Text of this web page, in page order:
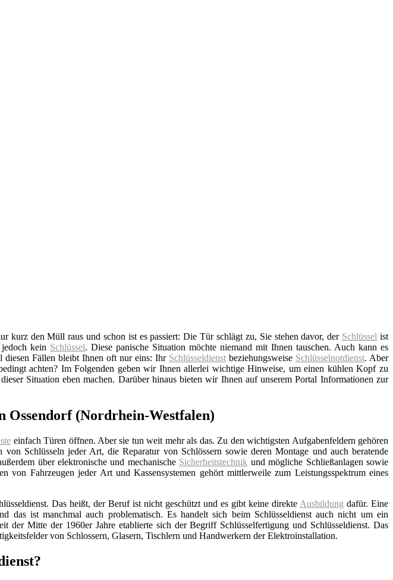
kurz den Müll raus und schon ist es passiert: Die Tür schlägt zu, Sie stehen davor, der Schlüssel ist
kein Schlüssel. Diese panische Situation möchte niemand mit Ihnen tauschen. Auch kann es
diesen Fällen bleibt Ihnen oft nur eins: Ihr Schlüsseldienst beziehungsweise Schlüsselnotdienst. Aber
achten? Im Folgenden geben wir Ihnen allerlei wichtige Hinweise, um einen kühlen Kopf zu
Situation eben machen. Darüber hinaus bieten wir Ihnen auf unserem Portal Informationen zur
Ossendorf (Nordrhein-Westfalen)
einfach Türen öffnen. Aber sie tun weit mehr als das. Zu den wichtigsten Aufgabenfeldern gehören
Schlüsseln jeder Art, die Reparatur von Schlössern sowie deren Montage und auch beratende
über elektronische und mechanische Sicherheitstechnik und mögliche Schließanlagen sowie
von Fahrzeugen jeder Art und Kassensystemen gehört mittlerweile zum Leistungsspektrum eines
Das heißt, der Beruf ist nicht geschützt und es gibt keine direkte Ausbildung dafür. Eine
das ist manchmal auch problematisch. Es handelt sich beim Schlüsseldienst auch nicht um ein
der Mitte der 1960er Jahre etablierte sich der Begriff Schlüsselfertigung und Schlüsseldienst. Das
von Schlossern, Glasern, Tischlern und Handwerkern der Elektroinstallation.